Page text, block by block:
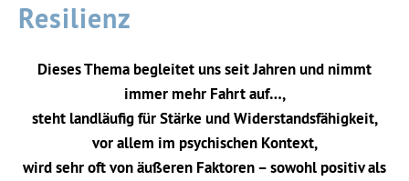
Resilienz
Dieses Thema begleitet uns seit Jahren und nimmt
immer mehr Fahrt auf…,
steht landläufig für Stärke und Widerstandsfähigkeit,
vor allem im psychischen Kontext,
wird sehr oft von äußeren Faktoren – sowohl positiv als